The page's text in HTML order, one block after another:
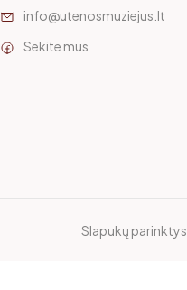
info@utenosmuziejus.lt
Sekite mus
Slapukų parinktys